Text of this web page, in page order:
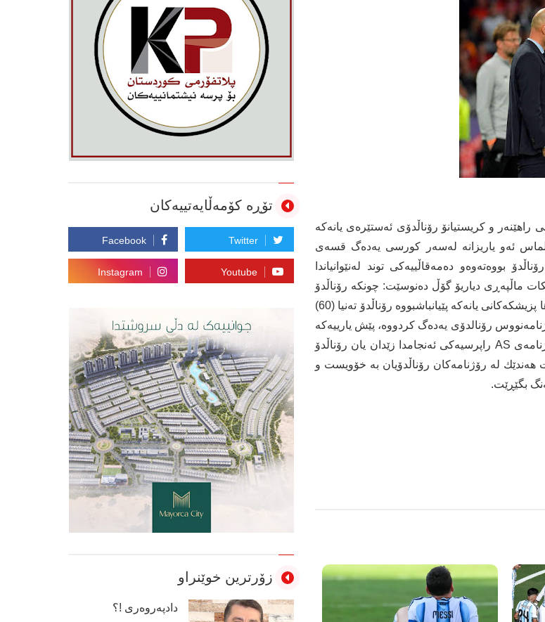
راهێنه‌ر و كریستیانۆ رۆناڵدۆی ئه‌ستێره‌ی یانه‌كه‌
ئه‌و یاریزانه‌ له‌سه‌ر كورسی یه‌ده‌گ قسه‌ی
بووه‌ته‌وه‌و ده‌مه‌قاڵییه‌كی توند له‌نێوانیاندا
ماڵپه‌ڕی دیاریۆ گۆڵ ده‌نوسێت: چونكه‌ رۆناڵدۆ
رازی نه‌بووه‌ به‌ قسه‌ی زێدان و پزیشكه‌كان بكات قسه‌ی پێ‌ وتوون، هه‌روه‌ها پزیشكه‌كانی یانه‌كه‌ پێیانباشبووه‌ رۆناڵدۆ ته‌نیا (60)
رۆنالدۆی یه‌ده‌گ كردووه‌، پێش یارییه‌كه‌
ئه‌و نوسه‌ره‌ وتبووی زیدان ناوێرێت رۆناڵدۆ دانیشێنێت. دوای ئه‌و شه‌ره‌ رۆژنامه‌ی AS راپرسیه‌كی ئه‌نجامدا زێدان یان رۆناڵدۆ
پشتگیری زیدانیان كرد به‌ 85%. ته‌نانه‌ت هه‌ندێك له‌ رۆژنامه‌كان رۆناڵدۆیان به‌ خۆویست و
بگێڕێت.
تۆڕە کۆمەڵایەتییەکان
زۆرترین خوێنراو
دادپەروەری !؟